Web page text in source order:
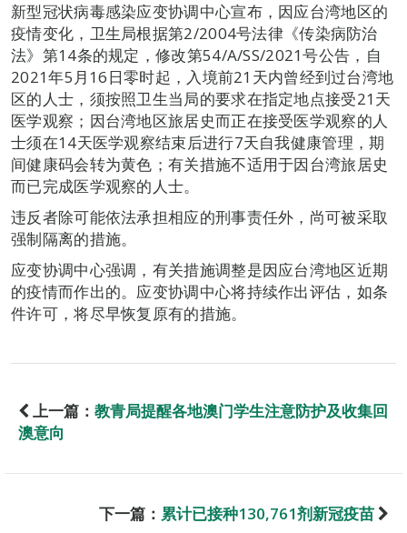
新型冠状病毒感染应变协调中心宣布，因应台湾地区的
疫情变化，卫生局根据第2/2004号法律《传染病防治
法》第14条的规定，修改第54/A/SS/2021号公告，自
2021年5月16日零时起，入境前21天内曾经到过台湾地
区的人士，须按照卫生当局的要求在指定地点接受21天
医学观察；因台湾地区旅居史而正在接受医学观察的人
士须在14天医学观察结束后进行7天自我健康管理，期
间健康码会转为黄色；有关措施不适用于因台湾旅居史
而已完成医学观察的人士。
违反者除可能依法承担相应的刑事责任外，尚可被采取
强制隔离的措施。
应变协调中心强调，有关措施调整是因应台湾地区近期
的疫情而作出的。应变协调中心将持续作出评估，如条
件许可，将尽早恢复原有的措施。
上一篇： 教青局提醒各地澳门学生注意防护及收集回
澳意向
下一篇： 累计已接种130,761剂新冠疫苗